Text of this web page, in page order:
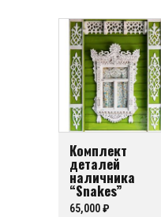
Комплект
деталей
наличника
“Snakes”
65,000₽